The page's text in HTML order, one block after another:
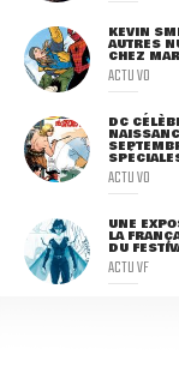
KEVIN
AUTRES
CHEZ
ACTU VO
DC
ACTU VO
UNE
LA
DU
ACTU VF